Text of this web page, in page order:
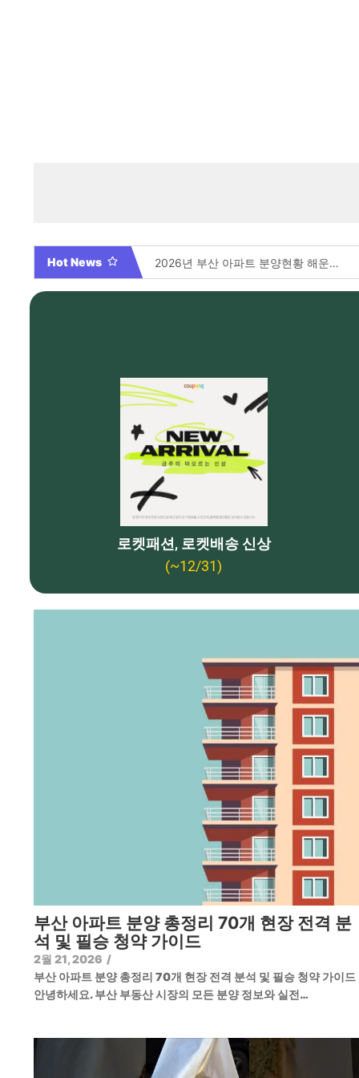
Hot News 2026년 부산 아파트 분양현황 해운대부터 에코델타까지, 전 현장 총정리 가이드
로켓패션, 로켓배송 신상
(~12/31)
부산 아파트 분양 총정리 70개 현장 전격 분
석 및 필승 청약 가이드
2월 21, 2026 /
부산 아파트 분양 총정리 70개 현장 전격 분석 및 필승 청약 가이
안녕하세요. 부산 부동산 시장의 모든 분양 정보와 실전…